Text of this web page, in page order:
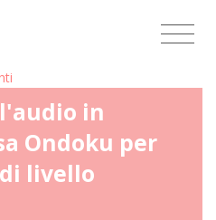
in
Ondoku per
livello